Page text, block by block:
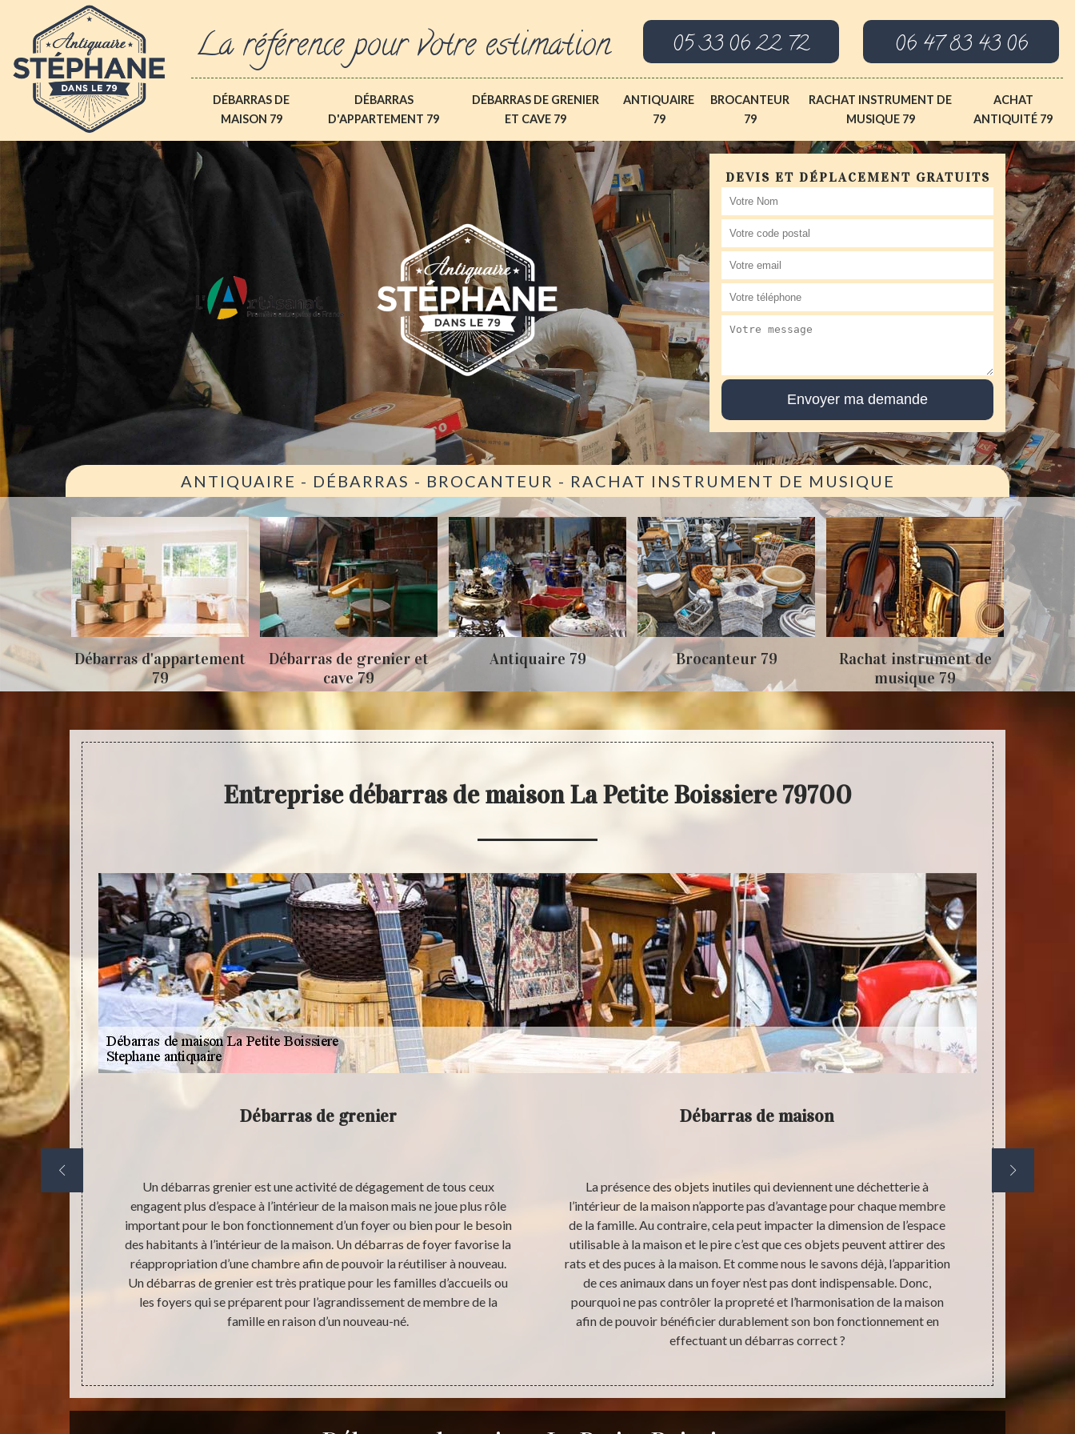
La référence pour votre estimation 05 33 06 22 72 06 47 83 43 06
DÉBARRAS DE
MAISON 79
DÉBARRAS
D'APPARTEMENT 79
DÉBARRAS DE GRENIER
ET CAVE 79
ANTIQUAIRE
79
BROCANTEUR
79
RACHAT INSTRUMENT DE
MUSIQUE 79
ACHAT
ANTIQUITÉ 79
DEVIS ET DÉPLACEMENT GRATUITS
ANTIQUAIRE - DÉBARRAS - BROCANTEUR - RACHAT INSTRUMENT DE MUSIQUE
79
Débarras d'appartement
79
Débarras de grenier et
cave 79
Antiquaire 79 Brocanteur 79
Rachat instrument de
musique 79
Entreprise débarras de maison La Petite Boissiere 79700
le type de
C’est-à-
Débarras de grenier
Un débarras grenier est une activité de dégagement de tous ceux
engagent plus d’espace à l’intérieur de la maison mais ne joue plus rôle
important pour le bon fonctionnement d’un foyer ou bien pour le besoin
des habitants à l’intérieur de la maison. Un débarras de foyer favorise la
réappropriation d’une chambre afin de pouvoir la réutiliser à nouveau.
Un débarras de grenier est très pratique pour les familles d’accueils ou
les foyers qui se préparent pour l’agrandissement de membre de la
famille en raison d’un nouveau-né.
Débarras de maison
La présence des objets inutiles qui deviennent une déchetterie à
l’intérieur de la maison n’apporte pas d’avantage pour chaque membre
de la famille. Au contraire, cela peut impacter la dimension de l’espace
utilisable à la maison et le pire c’est que ces objets peuvent attirer des
rats et des puces à la maison. Et comme nous le savons déjà, l’apparition
de ces animaux dans un foyer n’est pas dont indispensable. Donc,
pourquoi ne pas contrôler la propreté et l’harmonisation de la maison
afin de pouvoir bénéficier durablement son bon fonctionnement en
effectuant un débarras correct ?